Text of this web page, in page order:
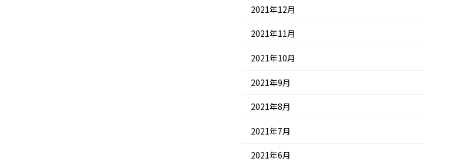
2021年12月
2021年11月
2021年10月
2021年9月
2021年8月
2021年7月
2021年6月